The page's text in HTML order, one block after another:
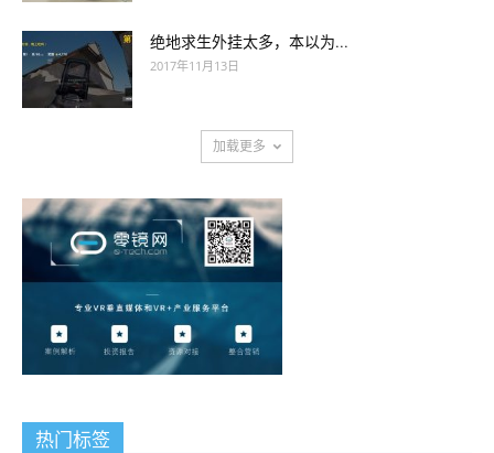
绝地求生外挂太多，本以为...
2017年11月13日
加载更多
热门标签